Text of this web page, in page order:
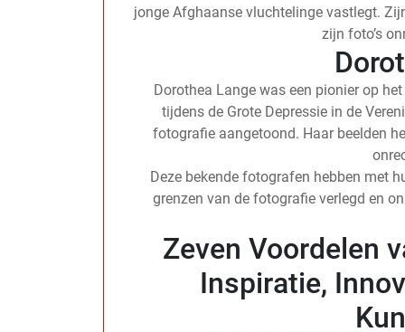
jonge Afghaanse vluchtelinge vastlegt.
zijn foto’s
Dorothea Lange was een pionier op
tijdens de Grote Depressie in de
fotografie aangetoond. Haar beelden
Deze bekende fotografen hebben met
grenzen van de fotografie verlegd en
Zeven Voordelen
Inspiratie,